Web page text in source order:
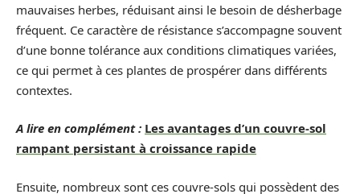
mauvaises herbes, réduisant ainsi le besoin de désherbage
fréquent. Ce caractère de résistance s’accompagne souvent
d’une bonne tolérance aux conditions climatiques variées,
ce qui permet à ces plantes de prospérer dans différents
contextes.
A lire en complément : Les avantages d’un couvre-sol
rampant persistant à croissance rapide
Ensuite, nombreux sont ces couvre-sols qui possèdent des